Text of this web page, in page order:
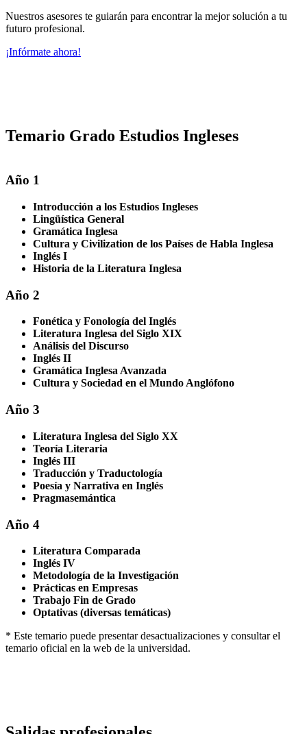
Nuestros asesores te guiarán para encontrar la mejor solución a tu
futuro profesional.
¡Infórmate ahora!
Temario Grado Estudios Ingleses
Año 1
Introducción a los Estudios Ingleses
Lingüística General
Gramática Inglesa
Cultura y Civilization de los Países de Habla Inglesa
Inglés I
Historia de la Literatura Inglesa
Año 2
Fonética y Fonología del Inglés
Literatura Inglesa del Siglo XIX
Análisis del Discurso
Inglés II
Gramática Inglesa Avanzada
Cultura y Sociedad en el Mundo Anglófono
Año 3
Literatura Inglesa del Siglo XX
Teoría Literaria
Inglés III
Traducción y Traductología
Poesía y Narrativa en Inglés
Pragmasemántica
Año 4
Literatura Comparada
Inglés IV
Metodología de la Investigación
Prácticas en Empresas
Trabajo Fin de Grado
Optativas (diversas temáticas)
* Este temario puede presentar desactualizaciones y consultar el
temario oficial en la web de la universidad.